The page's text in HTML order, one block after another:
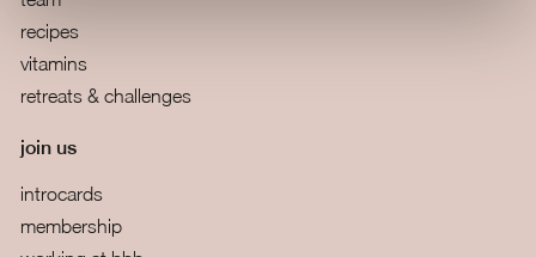
recipes
vitamins
retreats & challenges
join us
introcards
membership